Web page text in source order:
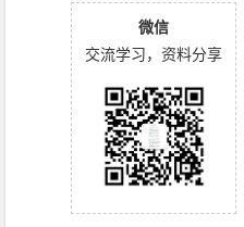
微信
交流学习，资料分享